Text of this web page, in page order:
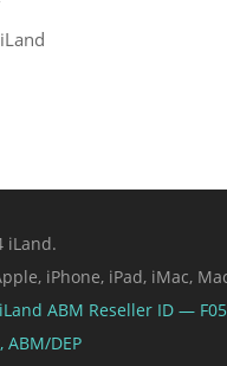
iLand.
iPhone, iPad, iMac,
iLand ABM Reseller ID —
ABM/DEP